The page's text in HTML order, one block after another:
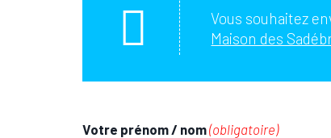
Vous souhaitez
Maison des
Votre prénom / nom(obligatoire)